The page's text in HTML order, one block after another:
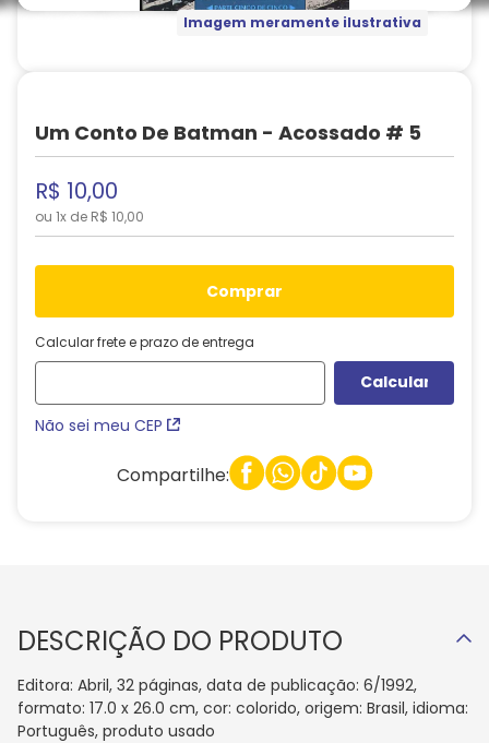
Imagem meramente ilustrativa
Um Conto De Batman - Acossado # 5
R$ 10,00
ou 1x de R$ 10,00
comprar
Calcular frete e prazo de entrega
Não sei meu CEP
Compartilhe:
DESCRIÇÃO DO PRODUTO
Editora: Abril, 32 páginas, data de publicação: 6/1992,
formato: 17.0 x 26.0 cm, cor: colorido, origem: Brasil, idioma:
Português, produto usado